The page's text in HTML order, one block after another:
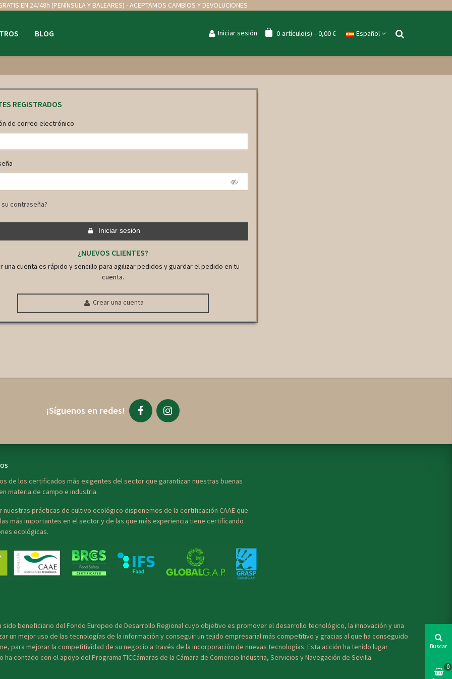
EN 24/48h (PENÍNSULA Y BALEARES) - ACEPTAMOS CAMBIOS Y DEVOLUCIONES
BLOG Iniciar sesión 0 artículo(s) - 0,00 € Español
REGISTRADOS
de correo electrónico
su contraseña?
Iniciar sesión
¿NUEVOS CLIENTES?
una cuenta es rápido y sencillo para agilizar pedidos y guardar el pedido en tu
cuenta.
Crear una cuenta
¡Síguenos en redes!
de los certificados más exigentes del sector que garantizan nuestras buenas
materia de campo e industria.
nuestras prácticas de cultivo ecológico disponemos de la certificación CAAE que
más importantes en el sector y de las que más experiencia tiene certificando
ecológicas.
ha sido beneficiario del Fondo Europeo de Desarrollo Regional cuyo objetivo es promover el desarrollo tecnológico, la innovación y una
un mejor uso de las tecnologías de la información y conseguir un tejido empresarial más competitivo y gracias al que ha conseguido
para mejorar la competitividad de su negocio a través de la incorporación de nuevas tecnologías. Esta acción ha tenido lugar
ha contado con el apoyo del Programa TICCámaras de la Cámara de Comercio Industria, Servicios y Navegación de Sevilla.
Buscar
0